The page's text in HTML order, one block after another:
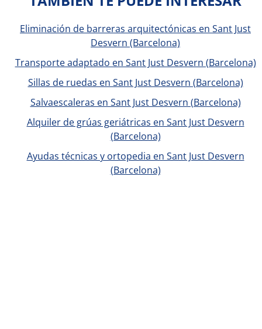
Eliminación de barreras arquitectónicas en Sant Just
Desvern (Barcelona)
Transporte adaptado en Sant Just Desvern (Barcelona)
Sillas de ruedas en Sant Just Desvern (Barcelona)
Salvaescaleras en Sant Just Desvern (Barcelona)
Alquiler de grúas geriátricas en Sant Just Desvern
(Barcelona)
Ayudas técnicas y ortopedia en Sant Just Desvern
(Barcelona)